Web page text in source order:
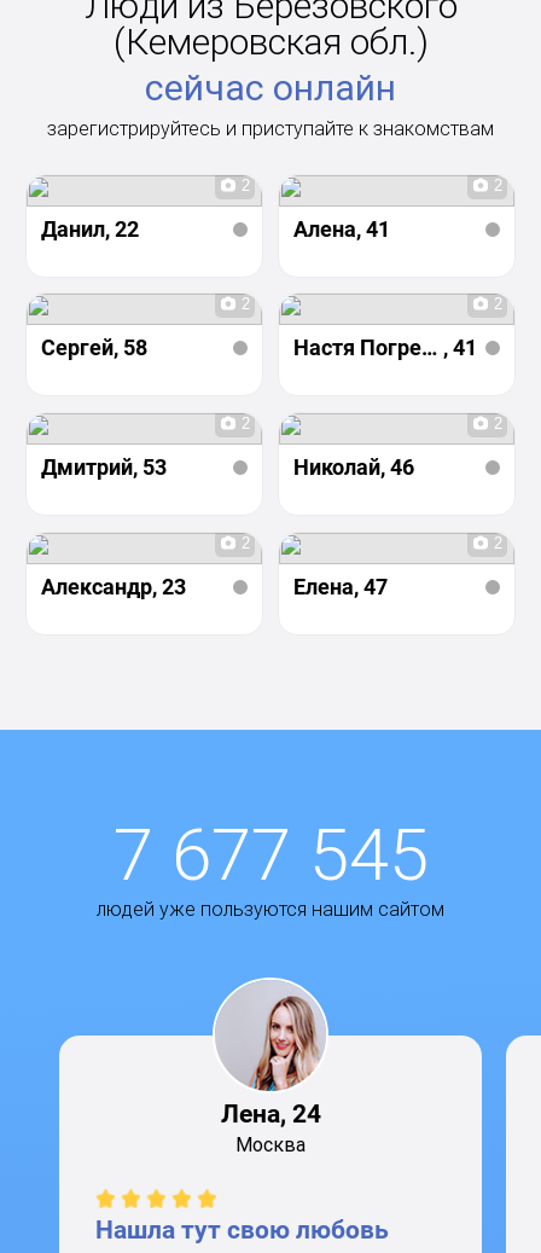
(Кемеровская обл.)
сейчас онлайн
зарегистрируйтесь и приступайте к знакомствам
2
Данил, 22
2
Алена, 41
2
Сергей, 58
2
Настя Погрецкая , 41
2
Дмитрий, 53
2
Николай, 46
2
Александр, 23
2
Елена, 47
7 677 545
людей уже пользуются нашим сайтом
Лена, 24
Москва
Нашла тут свою любовь